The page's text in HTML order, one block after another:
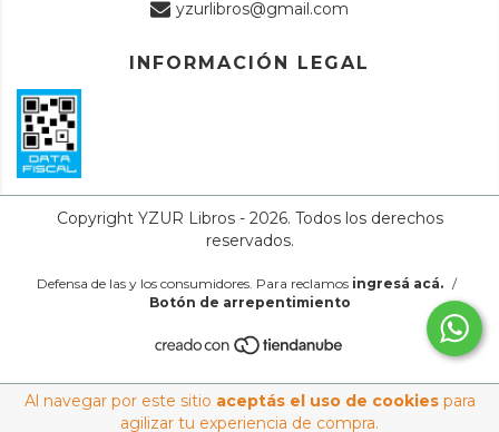
Al navegar por este sitio aceptás el uso de cookiespara
agilizar tu experiencia de compra.
yzurlibros@gmail.com
INFORMACIÓN LEGAL
Copyright YZUR Libros - 2026. Todos los derechos
reservados.
Defensa de las y los consumidores. Para reclamos ingresá acá. /
Botón de arrepentimiento